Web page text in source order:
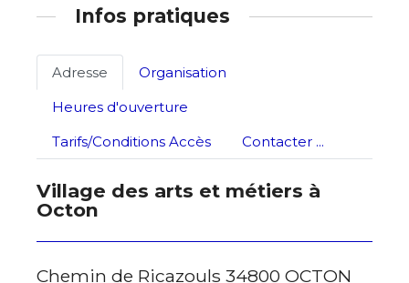
Infos pratiques
Adresse
Organisation
Heures d'ouverture
Tarifs/Conditions Accès
Contacter ...
Village des arts et métiers à
Octon
Chemin de Ricazouls 34800 OCTON